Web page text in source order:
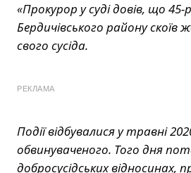
«Прокурор у суді довів, що
Бердичівського району
свого сусіда.
РЕКЛАМА
Події відбувалися у травні
обвинуваченого. Того дня
добросусідських відносинах,